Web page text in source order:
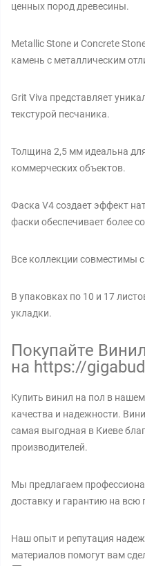
ценных пород древесины.
Metallic Stone и Concrete
камень с металлическим
Grit Viva представляет
текстурой песчаника.
Толщина 2,5 мм идеальна
коммерческих объектов.
Фаска V4 создает эффект
фаски обеспечивает более
Все коллекции совместимы
В упаковках по 10 и 17
укладки.
Покупайте
на https://
Купить винил на пол в
качества и надежности.
самая выгодная в Киеве
производителей.
Мы предлагаем
доставку и гарантию на всю
Наш опыт и репутация
материалов помогут вам